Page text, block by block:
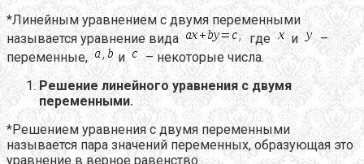
*Линейным уравнением с двумя переменными
называется уравнение вида
где и
–
переменные,
и
– некоторые числа.
Решение линейного уравнения с двумя
переменными.
*Решением уравнения с двумя переменными
называется пара значений переменных, образующая это
уравнение в верное равенство.